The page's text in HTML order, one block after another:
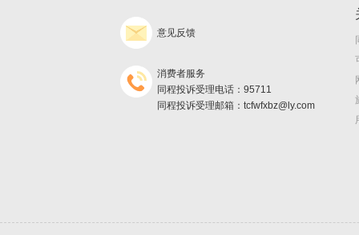
意见反馈
消费者服务
同程投诉受理电话：95711
同程投诉受理邮箱：tcfwfxbz@ly.com